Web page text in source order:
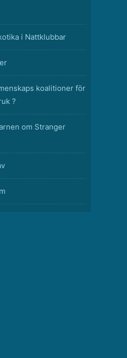
i Nattklubbar
koalitioner för
?
om Stranger